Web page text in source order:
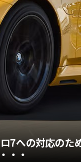
7への対応の
・・